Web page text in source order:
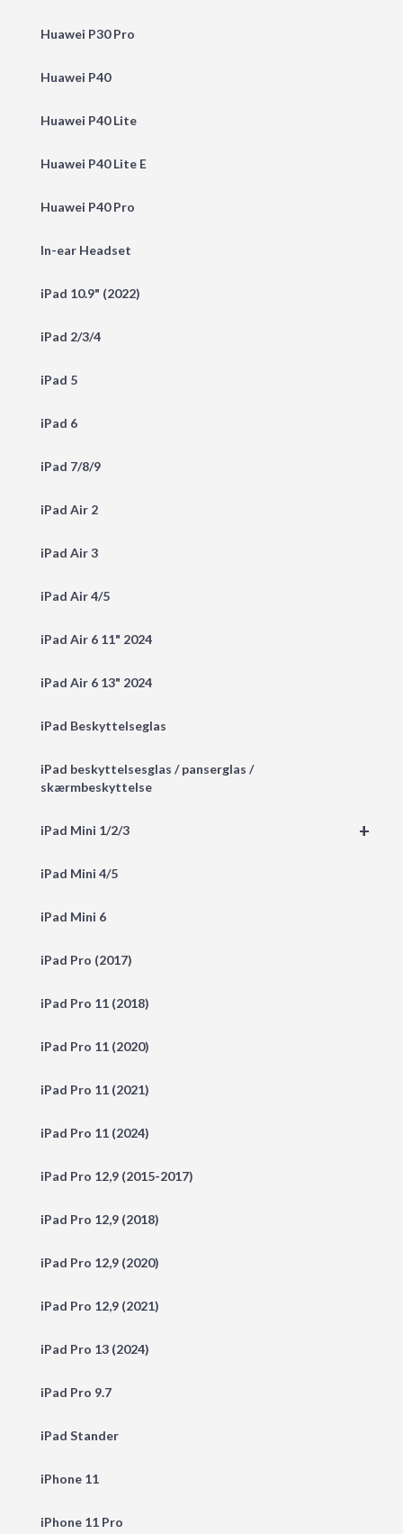
Huawei P30 Pro
Huawei P40
Huawei P40 Lite
Huawei P40 Lite E
Huawei P40 Pro
In-ear Headset
iPad 10.9" (2022)
iPad 2/3/4
iPad 5
iPad 6
iPad 7/8/9
iPad Air 2
iPad Air 3
iPad Air 4/5
iPad Air 6 11" 2024
iPad Air 6 13" 2024
iPad Beskyttelseglas
iPad beskyttelsesglas / panserglas /
skærmbeskyttelse
+
iPad Mini 1/2/3
iPad Mini 4/5
iPad Mini 6
iPad Pro (2017)
iPad Pro 11 (2018)
iPad Pro 11 (2020)
iPad Pro 11 (2021)
iPad Pro 11 (2024)
iPad Pro 12,9 (2015-2017)
iPad Pro 12,9 (2018)
iPad Pro 12,9 (2020)
iPad Pro 12,9 (2021)
iPad Pro 13 (2024)
iPad Pro 9.7
iPad Stander
iPhone 11
iPhone 11 Pro